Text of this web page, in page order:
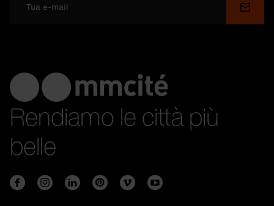
Invia
Rendiamo le città più
belle